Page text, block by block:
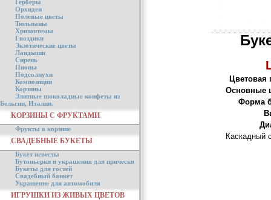
Герберы
Орхидеи
Полевые цветы
Тюльпаны
Хризантемы
Гвоздики
Экзотические цветы
Ландыши
Сирень
Пионы
Подсолнухи
Композиции
Корзины
Элитные шоколадные конфеты из
Бельгии, Италии.
КОРЗИНЫ С ФРУКТАМИ
Фрукты в корзине
СВАДЕБНЫЕ БУКЕТЫ
Букет невесты
Бутоньерки и украшения для прически
Букеты для гостей
Свадебный банкет
Украшение для автомобиля
ИГРУШКИ ИЗ ЖИВЫХ ЦВЕТОВ
Цветовая
Основные
Форма
Каскадный